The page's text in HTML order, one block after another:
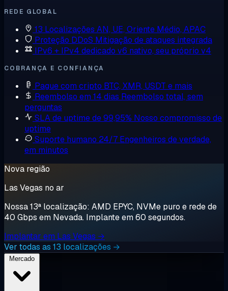
REDE GLOBAL
13 Localizações AN, UE, Oriente Médio, APAC
Proteção DDoS Mitigação de ataques integrada
IPv6 + IPv4 dedicado v6 nativo, seu próprio v4
COBRANÇA E CONFIANÇA
Pague com cripto BTC, XMR, USDT e mais
Reembolso em 14 dias Reembolso total, sem
perguntas
SLA de uptime de 99,95% Nosso compromisso de
uptime
Suporte humano 24/7 Engenheiros de verdade,
em minutos
Nova região
Las Vegas no ar
Nossa 13ª localização: AMD EPYC, NVMe puro e rede de
40 Gbps em Nevada. Implante em 60 segundos.
Implantar em Las Vegas →
Ver todas as 13 localizações →